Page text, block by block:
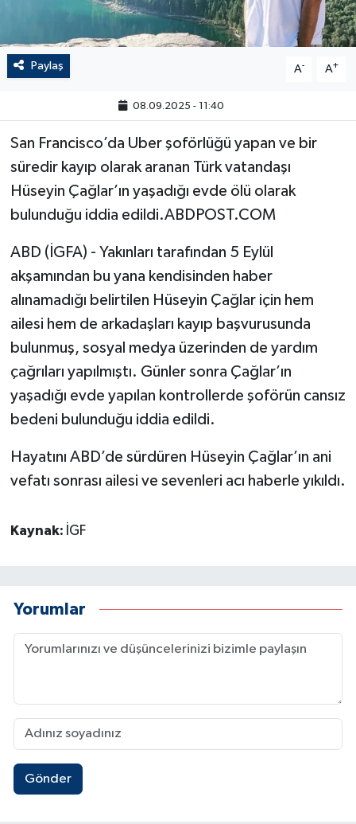
Paylaş A- A+
08.09.2025 - 11:40
San Francisco’da Uber şoförlüğü yapan ve bir
süredir kayıp olarak aranan Türk vatandaşı
Hüseyin Çağlar’ın yaşadığı evde ölü olarak
bulunduğu iddia edildi.ABDPOST.COM
ABD (İGFA) - Yakınları tarafından 5 Eylül
akşamından bu yana kendisinden haber
alınamadığı belirtilen Hüseyin Çağlar için hem
ailesi hem de arkadaşları kayıp başvurusunda
bulunmuş, sosyal medya üzerinden de yardım
çağrıları yapılmıştı. Günler sonra Çağlar’ın
yaşadığı evde yapılan kontrollerde şoförün cansız
bedeni bulunduğu iddia edildi.
Hayatını ABD’de sürdüren Hüseyin Çağlar’ın ani
vefatı sonrası ailesi ve sevenleri acı haberle yıkıldı.
Kaynak: İGF
Yorumlar
Gönder